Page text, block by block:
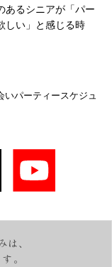
あるシニアが「パー
しい」と感じる時
いパーティースケジュ
、
。